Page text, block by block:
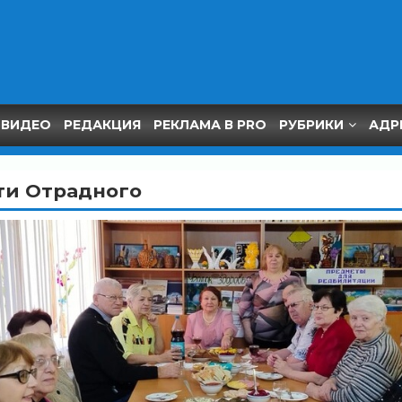
ВИДЕО РЕДАКЦИЯ РЕКЛАМА В PRO РУБРИКИ
Отрадного